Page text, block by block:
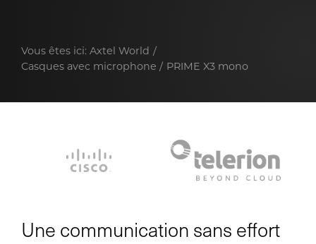
Vous êtes ici: Axtel World
Casques avec microphone
PRIME X3 mono
Une communication sans effort